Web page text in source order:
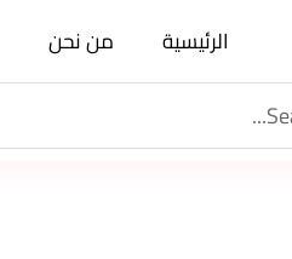
الرئيسية من نحن